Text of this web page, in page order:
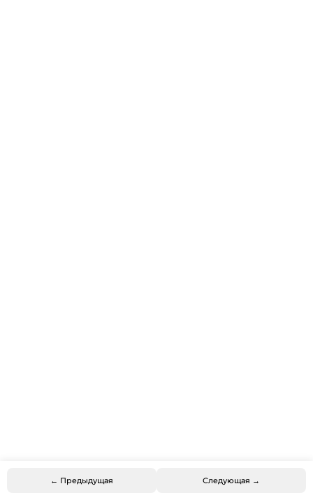
← Предыдущая Следующая →